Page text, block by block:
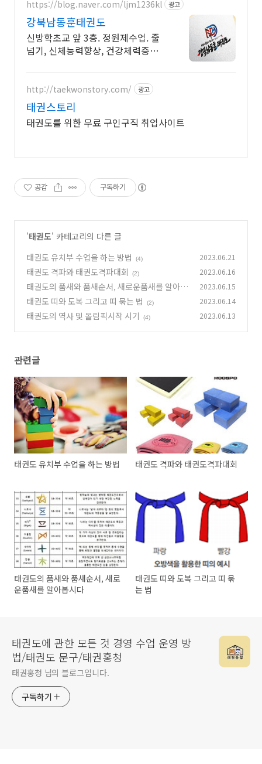
https://blog.naver.com/ljm1236kl 광고
강북남동훈태권도
신방학초교 앞 3층. 정원제수업. 줄
넘기, 신체능력향상, 건강체력증진,
http://taekwonstory.com/ 광고
태권스토리
태권도를 위한 무료 구인구직 취업사이트
공감 구독하기
'태권도' 카테고리의 다른 글
태권도 유치부 수업을 하는 방법
(4) 2023.06.21
태권도 격파와 태권도격파대회 (2) 2023.06.16
태권도의 품새와 품새순서, 새로운품새를 알아봅
시다
(4)
2023.06.15
태권도 띠와 도복 그리고 띠 묶는 법 (2) 2023.06.14
태권도의 역사 및 올림픽시작 시기 (4) 2023.06.13
관련글
태권도 유치부 수업을 하는 방법 태권도 격파와 태권도격파대회
태권도의 품새와 품새순서, 새로
운품새를 알아봅시다
태권도 띠와 도복 그리고 띠 묶
는 법
태권도에 관한 모든 것 경영 수업 운영 방
법/태권도 문구/태권홍청
태권홍청 님의 블로그입니다.
구독하기